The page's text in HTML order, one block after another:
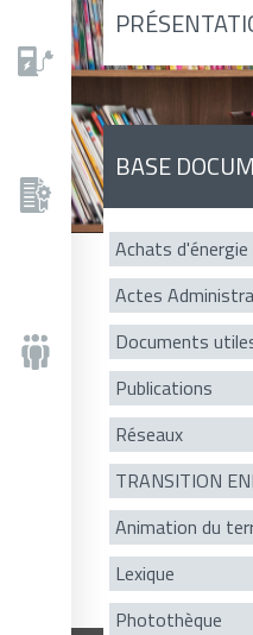
BASE
Achats d'énergie
Actes
Documents
Publications
Réseaux
TRANSITION
Animation du
Lexique
Photothèque